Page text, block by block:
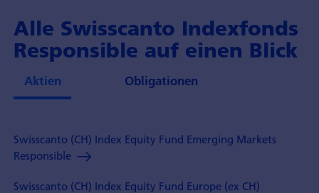
Alle Swisscanto Indexfonds
Responsible auf einen Blick
Aktien Obligationen
Swisscanto (CH) Index Equity Fund Emerging Markets
Responsible
Swisscanto (CH) Index Equity Fund Europe (ex CH)